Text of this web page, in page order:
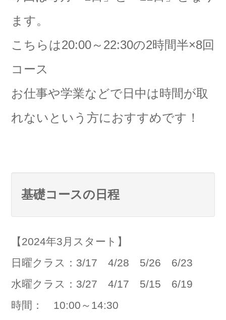
ます。
こちらは20:00～22:30の2時間半×8回
コース
お仕事や学業などで日中は時間が取
れないという方におすすめです！
基礎コースの日程
【2024年3月スタート】
日曜クラス：3/17 4/28 5/26 6/23
水曜クラス：3/27 4/17 5/15 6/19
時間： 10:00～14:30